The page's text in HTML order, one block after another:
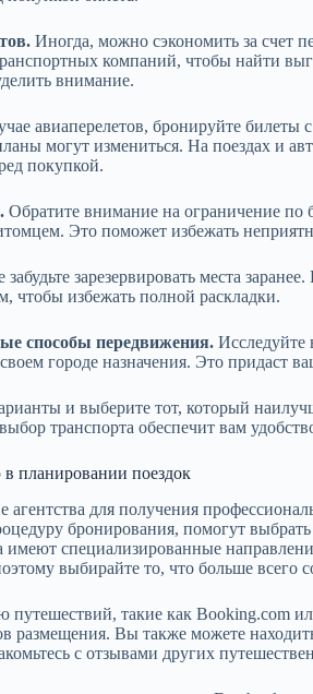
Иногда, можно сэкономить за счет
компаний, чтобы найти
внимание.
авиаперелетов, бронируйте
могут измениться. На поездах и
покупкой.
Обратите внимание на ограничение
Это поможет избежать
забудьте зарезервировать места
чтобы избежать полной раскладки.
способы передвижения. Исследуйте
городе назначения. Это придаст
и выберите тот, который
транспорта обеспечит вам
планировании поездок
агентства для получения
бронирования, помогут
имеют специализированные
выбирайте то, что больше всего
такие как Booking.com
размещения. Вы также можете
с отзывами других